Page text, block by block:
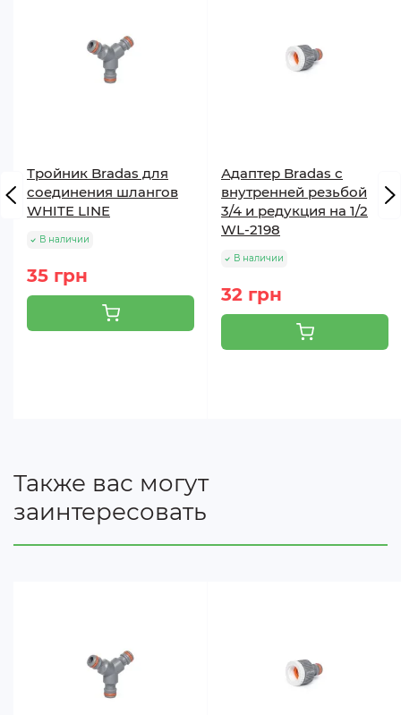
Тройник Bradas для
соединения шлангов
WHITE LINE
В наличии
35 грн
Адаптер Bradas с
внутренней резьбой
3/4 и редукция на 1/2
WL-2198
В наличии
32 грн
Также вас могут
заинтересовать